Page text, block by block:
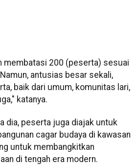
membatasi 200 (peserta) sesuai
antusias besar sekali,
baik dari umum, komunitas lari,
katanya.
dia, peserta juga diajak untuk
cagar budaya di kawasan
untuk membangkitkan
di tengah era modern.